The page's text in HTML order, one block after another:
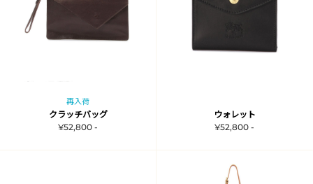
再入荷
クラッチバッグ
¥52,800 -
ウォレット
¥52,800 -